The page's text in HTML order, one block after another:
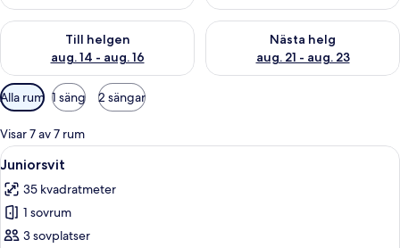
Till helgen
aug. 14 - aug. 16
Kontrollera tillgängligheten för den här helgen aug. 14 - aug.
Nästa helg
aug. 21 - aug. 23
Kontrollera tillgängligheten
Tillgängliga
filter
för
rum
Alla rum 1 säng 2 sängar
Visar 7 av 7 rum
Öppna
alla
foton
för
Juniorsvit
Ett hotellrum med en stor säng, en
4
Juniorsvit
35 kvadratmeter
1 sovrum
3 sovplatser